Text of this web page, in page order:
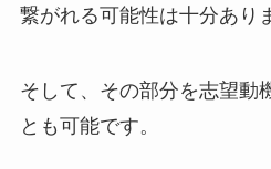
繋がれる可能性は十分あり
そして、その部分を志望動
とも可能です。